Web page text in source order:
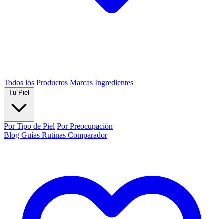
Todos los Productos Marcas Ingredientes
Por Tipo de Piel Por Preocupación
Blog Guías Rutinas Comparador